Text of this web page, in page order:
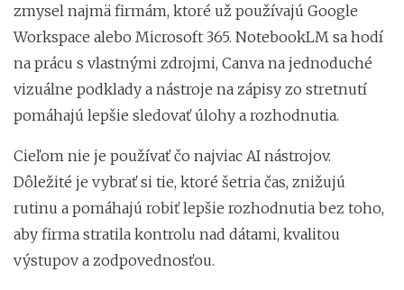
zmysel najmä firmám, ktoré už používajú Google
Workspace alebo Microsoft 365. NotebookLM sa hodí
na prácu s vlastnými zdrojmi, Canva na jednoduché
vizuálne podklady a nástroje na zápisy zo stretnutí
pomáhajú lepšie sledovať úlohy a rozhodnutia.
Cieľom nie je používať čo najviac AI nástrojov.
Dôležité je vybrať si tie, ktoré šetria čas, znižujú
rutinu a pomáhajú robiť lepšie rozhodnutia bez toho,
aby firma stratila kontrolu nad dátami, kvalitou
výstupov a zodpovednosťou.